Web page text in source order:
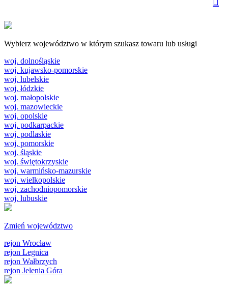
Wybierz województwo w którym szukasz towaru lub usługi
woj. dolnośląskie
woj. kujawsko-pomorskie
woj. lubelskie
woj. łódzkie
woj. małopolskie
woj. mazowieckie
woj. opolskie
woj. podkarpackie
woj. podlaskie
woj. pomorskie
woj. śląskie
woj. świętokrzyskie
woj. warmińsko-mazurskie
woj. wielkopolskie
woj. zachodniopomorskie
woj. lubuskie
Zmień województwo
rejon Wrocław
rejon Legnica
rejon Wałbrzych
rejon Jelenia Góra